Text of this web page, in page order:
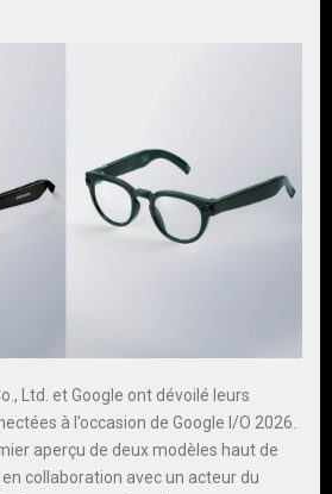
Ltd. et Google ont dévoilé leurs
à l’occasion de Google I/O 2026.
aperçu de deux modèles haut de
collaboration avec un acteur du